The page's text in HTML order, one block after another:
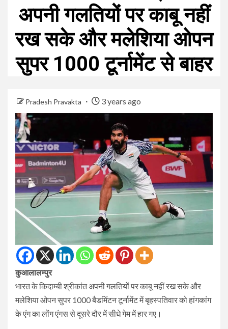
अपनी गलतियों पर काबू नहीं
रख सके और मलेशिया ओपन
सुपर 1000 टूर्नामेंट से बाहर
Pradesh Pravakta 3 years ago
कुआलालम्पुर
भारत के किदाम्बी श्रीकांत अपनी गलतियों पर काबू नहीं रख सके और
मलेशिया ओपन सुपर 1000 बैडमिंटन टूर्नामेंट में बृहस्पतिवार को हांगकांग
के एंग का लोंग एंगस से दूसरे दौर में सीधे गेम में हार गए।